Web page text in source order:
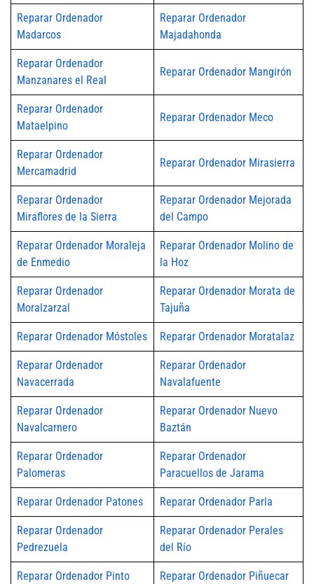
Reparar Ordenador
Madarcos
Reparar Ordenador
Majadahonda
Reparar Ordenador
Manzanares el Real
Reparar Ordenador Mangirón
Reparar Ordenador
Mataelpino
Reparar Ordenador Meco
Reparar Ordenador
Mercamadrid
Reparar Ordenador Mirasierra
Reparar Ordenador
Miraflores de la Sierra
Reparar Ordenador Mejorada
del Campo
Reparar Ordenador Moraleja
de Enmedio
Reparar Ordenador Molino de
la Hoz
Reparar Ordenador
Moralzarzal
Reparar Ordenador Morata de
Tajuña
Reparar Ordenador Móstoles Reparar Ordenador Moratalaz
Reparar Ordenador
Navacerrada
Reparar Ordenador
Navalafuente
Reparar Ordenador
Navalcarnero
Reparar Ordenador Nuevo
Baztán
Reparar Ordenador
Palomeras
Reparar Ordenador
Paracuellos de Jarama
Reparar Ordenador Patones Reparar Ordenador Parla
Reparar Ordenador
Pedrezuela
Reparar Ordenador Perales
del Río
Reparar Ordenador Pinto Reparar Ordenador Piñuecar